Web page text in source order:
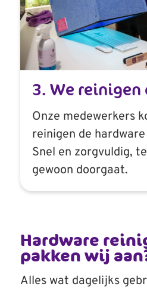
3. We
Onze medewerkers
reinigen de
Snel en zorgvuldig,
gewoon doorgaat.
Hardware
pakken wij
Alles wat dagelijks